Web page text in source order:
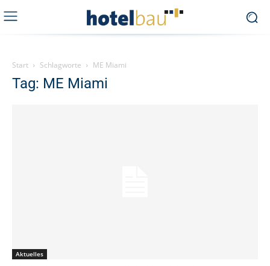
Start Schlagworte ME Miami
Tag: ME Miami
Aktuelles